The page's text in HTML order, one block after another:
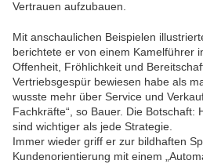
Vertrauen aufzubauen.
Mit anschaulichen Beispielen
berichtete er von einem Kamelführer
Offenheit, Fröhlichkeit und
Vertriebsgespür bewiesen habe als
wusste mehr über Service und
Fachkräfte“, so Bauer. Die Botschaft:
sind wichtiger als jede Strategie.
Immer wieder griff er zur bildhaften
Kundenorientierung mit einem